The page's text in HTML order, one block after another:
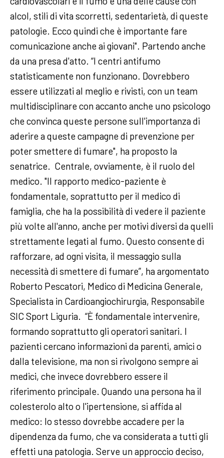
alcol, stili di vita scorretti, sedentarietà, di queste
patologie. Ecco quindi che è importante fare
comunicazione anche ai giovani". Partendo anche
da una presa d'atto. “I centri antifumo
statisticamente non funzionano. Dovrebbero
essere utilizzati al meglio e rivisti, con un team
multidisciplinare con accanto anche uno psicologo
che convinca queste persone sull'importanza di
aderire a queste campagne di prevenzione per
poter smettere di fumare", ha proposto la
senatrice. Centrale, ovviamente, è il ruolo del
medico. "Il rapporto medico-paziente è
fondamentale, soprattutto per il medico di
famiglia, che ha la possibilità di vedere il paziente
più volte all'anno, anche per motivi diversi da quelli
strettamente legati al fumo. Questo consente di
rafforzare, ad ogni visita, il messaggio sulla
necessità di smettere di fumare”, ha argomentato
Roberto Pescatori, Medico di Medicina Generale,
Specialista in Cardioangiochirurgia, Responsabile
SIC Sport Liguria. “È fondamentale intervenire,
formando soprattutto gli operatori sanitari. I
pazienti cercano informazioni da parenti, amici o
dalla televisione, ma non si rivolgono sempre ai
medici, che invece dovrebbero essere il
riferimento principale. Quando una persona ha il
colesterolo alto o l'ipertensione, si affida al
medico: lo stesso dovrebbe accadere per la
dipendenza da fumo, che va considerata a tutti gli
effetti una patologia. Serve un approccio deciso,